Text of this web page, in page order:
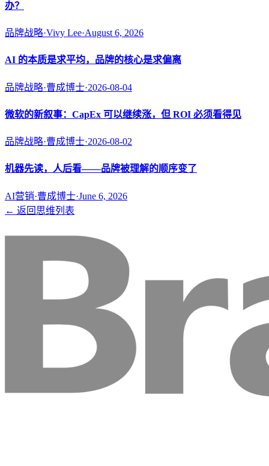
办？
品牌战略·Vivy Lee·August 6, 2026
AI 的本质是求平均，品牌的核心是求偏离
品牌战略·曹成博士·2026-08-04
微软的新叙事：CapEx 可以继续涨，但 ROI 必须看得见
品牌战略·曹成博士·2026-08-02
机器先读，人后看——品牌被理解的顺序变了
AI营销·曹成博士·June 6, 2026
← 返回思维列表